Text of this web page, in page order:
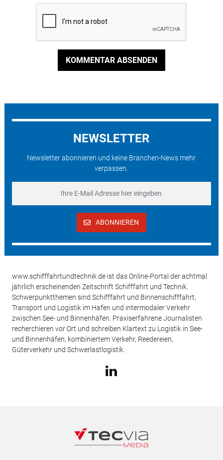
KOMMENTAR ABSENDEN
NEWSLETTER
Newsletter abonnieren und keine Branchen-News mehr
verpassen.
ABONNIEREN
www.schifffahrtundtechnik.de ist das Online-Portal der achtmal
jährlich erscheinenden Zeitschrift Schifffahrt und Technik.
Schwerpunktthemen sind Schifffahrt und Binnenschifffahrt,
Transport und Logistik im Hafen und intermodaler Verkehr
zwischen See- und Binnenhäfen. Praxiserfahrene Journalisten
recherchieren vor Ort und schreiben Klartext zu Logistik in See-
und Binnenhäfen, kombiniertem Verkehr, Reedereien,
Güterverkehr und Schwerlastlogistik.